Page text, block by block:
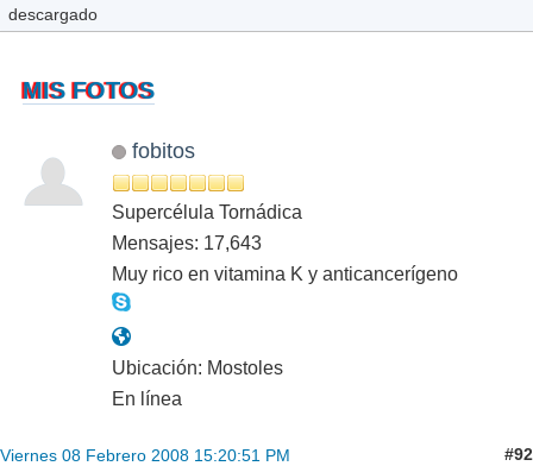
descargado
MIS FOTOS
fobitos
Supercélula Tornádica
Mensajes: 17,643
Muy rico en vitamina K y anticancerígeno
Ubicación: Mostoles
En línea
Viernes 08 Febrero 2008 15:20:51 PM #92